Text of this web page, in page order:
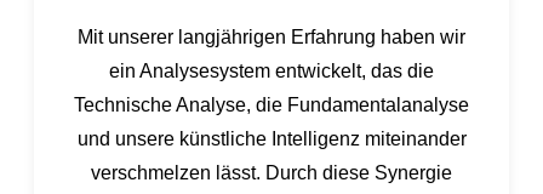
Mit unserer langjährigen Erfahrung haben wir
ein Analysesystem entwickelt, das die
Technische Analyse, die Fundamentalanalyse
und unsere künstliche Intelligenz miteinander
verschmelzen lässt. Durch diese Synergie